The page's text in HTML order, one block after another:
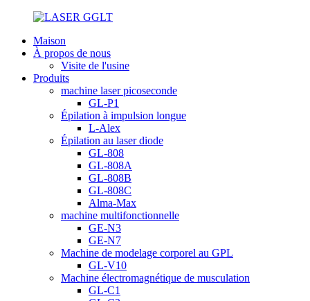
Maison
À propos de nous
Visite de l'usine
Produits
machine laser picoseconde
GL-P1
Épilation à impulsion longue
L-Alex
Épilation au laser diode
GL-808
GL-808A
GL-808B
GL-808C
Alma-Max
machine multifonctionnelle
GE-N3
GE-N7
Machine de modelage corporel au GPL
GL-V10
Machine électromagnétique de musculation
GL-C1